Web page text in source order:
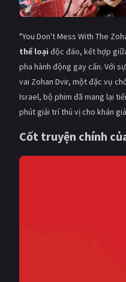
Ấn Độ
Tổng hợp
CẬP NHẬT
PHIM MỚI
"You Don't Mess With The
thể loại độc đáo, kết hợp
pha hành động gay cấn. Với
vai Zohan Dvir, một đặc vụ
Israel, bộ phim đã mang lại
phút giải trí thú vị cho khán
Cốt truyện chính